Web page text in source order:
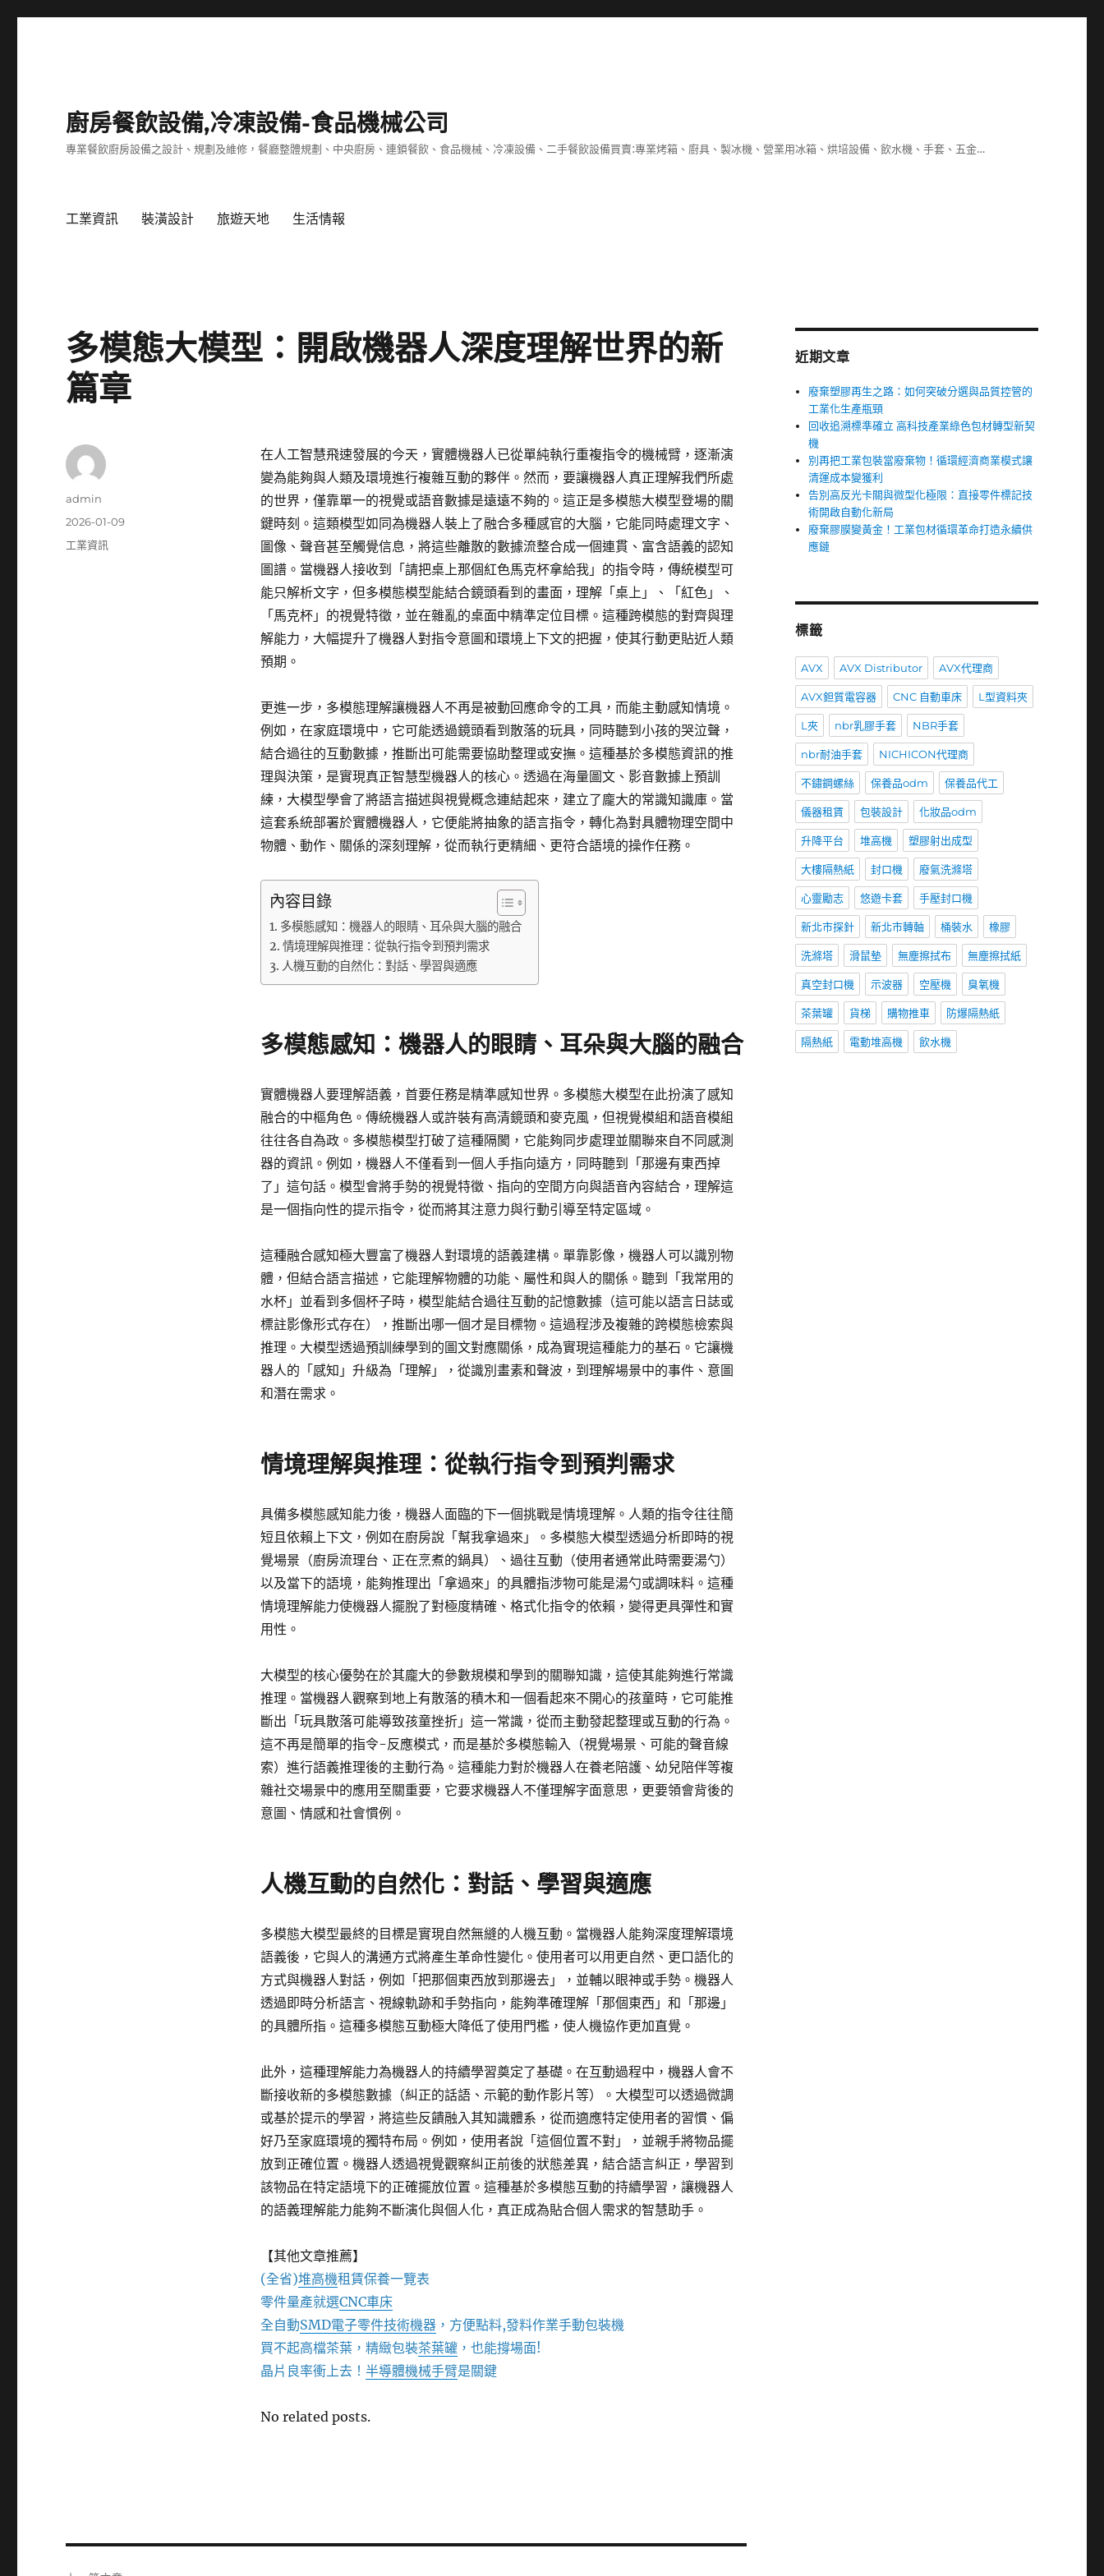
廚房餐飲設備,冷凍設備-食品機械公司
專業餐飲廚房設備之設計、規劃及維修，餐廳整體規劃、中央廚房、連鎖餐飲、食品機械、冷凍設備、二手餐飲設備買賣:專業烤箱、廚具、製冰機、營業用冰箱、烘培設備、飲水機、手套、五金…
工業資訊 裝潢設計 旅遊天地 生活情報
多模態大模型：開啟機器人深度理解世界的新
篇章
在人工智慧飛速發展的今天，實體機器人已從單純執行重複指令的機械臂，逐漸演
變為能夠與人類及環境進行複雜互動的夥伴。然而，要讓機器人真正理解我們所處
的世界，僅靠單一的視覺或語音數據是遠遠不夠的。這正是多模態大模型登場的關
鍵時刻。這類模型如同為機器人裝上了融合多種感官的大腦，它能同時處理文字、
圖像、聲音甚至觸覺信息，將這些離散的數據流整合成一個連貫、富含語義的認知
圖譜。當機器人接收到「請把桌上那個紅色馬克杯拿給我」的指令時，傳統模型可
能只解析文字，但多模態模型能結合鏡頭看到的畫面，理解「桌上」、「紅色」、
「馬克杯」的視覺特徵，並在雜亂的桌面中精準定位目標。這種跨模態的對齊與理
解能力，大幅提升了機器人對指令意圖和環境上下文的把握，使其行動更貼近人類
預期。
更進一步，多模態理解讓機器人不再是被動回應命令的工具，而能主動感知情境。
例如，在家庭環境中，它可能透過鏡頭看到散落的玩具，同時聽到小孩的哭泣聲，
結合過往的互動數據，推斷出可能需要協助整理或安撫。這種基於多模態資訊的推
理與決策，是實現真正智慧型機器人的核心。透過在海量圖文、影音數據上預訓
練，大模型學會了將語言描述與視覺概念連結起來，建立了龐大的常識知識庫。當
這套系統部署於實體機器人，它便能將抽象的語言指令，轉化為對具體物理空間中
物體、動作、關係的深刻理解，從而執行更精細、更符合語境的操作任務。
內容目錄
多模態感知：機器人的眼睛、耳朵與大腦的融合
情境理解與推理：從執行指令到預判需求
人機互動的自然化：對話、學習與適應
多模態感知：機器人的眼睛、耳朵與大腦的融合
實體機器人要理解語義，首要任務是精準感知世界。多模態大模型在此扮演了感知
融合的中樞角色。傳統機器人或許裝有高清鏡頭和麥克風，但視覺模組和語音模組
往往各自為政。多模態模型打破了這種隔閡，它能夠同步處理並關聯來自不同感測
器的資訊。例如，機器人不僅看到一個人手指向遠方，同時聽到「那邊有東西掉
了」這句話。模型會將手勢的視覺特徵、指向的空間方向與語音內容結合，理解這
是一個指向性的提示指令，從而將其注意力與行動引導至特定區域。
這種融合感知極大豐富了機器人對環境的語義建構。單靠影像，機器人可以識別物
體，但結合語言描述，它能理解物體的功能、屬性和與人的關係。聽到「我常用的
水杯」並看到多個杯子時，模型能結合過往互動的記憶數據（這可能以語言日誌或
標註影像形式存在），推斷出哪一個才是目標物。這過程涉及複雜的跨模態檢索與
推理。大模型透過預訓練學到的圖文對應關係，成為實現這種能力的基石。它讓機
器人的「感知」升級為「理解」，從識別畫素和聲波，到理解場景中的事件、意圖
和潛在需求。
情境理解與推理：從執行指令到預判需求
具備多模態感知能力後，機器人面臨的下一個挑戰是情境理解。人類的指令往往簡
短且依賴上下文，例如在廚房說「幫我拿過來」。多模態大模型透過分析即時的視
覺場景（廚房流理台、正在烹煮的鍋具）、過往互動（使用者通常此時需要湯勺）
以及當下的語境，能夠推理出「拿過來」的具體指涉物可能是湯勺或調味料。這種
情境理解能力使機器人擺脫了對極度精確、格式化指令的依賴，變得更具彈性和實
用性。
大模型的核心優勢在於其龐大的參數規模和學到的關聯知識，這使其能夠進行常識
推理。當機器人觀察到地上有散落的積木和一個看起來不開心的孩童時，它可能推
斷出「玩具散落可能導致孩童挫折」這一常識，從而主動發起整理或互動的行為。
這不再是簡單的指令-反應模式，而是基於多模態輸入（視覺場景、可能的聲音線
索）進行語義推理後的主動行為。這種能力對於機器人在養老陪護、幼兒陪伴等複
雜社交場景中的應用至關重要，它要求機器人不僅理解字面意思，更要領會背後的
意圖、情感和社會慣例。
人機互動的自然化：對話、學習與適應
多模態大模型最終的目標是實現自然無縫的人機互動。當機器人能夠深度理解環境
語義後，它與人的溝通方式將產生革命性變化。使用者可以用更自然、更口語化的
方式與機器人對話，例如「把那個東西放到那邊去」，並輔以眼神或手勢。機器人
透過即時分析語言、視線軌跡和手勢指向，能夠準確理解「那個東西」和「那邊」
的具體所指。這種多模態互動極大降低了使用門檻，使人機協作更加直覺。
此外，這種理解能力為機器人的持續學習奠定了基礎。在互動過程中，機器人會不
斷接收新的多模態數據（糾正的話語、示範的動作影片等）。大模型可以透過微調
或基於提示的學習，將這些反饋融入其知識體系，從而適應特定使用者的習慣、偏
好乃至家庭環境的獨特布局。例如，使用者說「這個位置不對」，並親手將物品擺
放到正確位置。機器人透過視覺觀察糾正前後的狀態差異，結合語言糾正，學習到
該物品在特定語境下的正確擺放位置。這種基於多模態互動的持續學習，讓機器人
的語義理解能力能夠不斷演化與個人化，真正成為貼合個人需求的智慧助手。
【其他文章推薦】
(全省)堆高機租賃保養一覽表
零件量產就選CNC車床
全自動SMD電子零件技術機器，方便點料,發料作業手動包裝機
買不起高檔茶葉，精緻包裝茶葉罐，也能撐場面!
晶片良率衝上去！ 半導體機械手臂是關鍵
No related posts.
作
admin
發
2026-01-09
分
工業資訊
近期文章
廢棄塑膠再生之路：如何突破分選與品質控管的
工業化生產瓶頸
回收追溯標準確立 高科技產業綠色包材轉型新契
機
別再把工業包裝當廢棄物！循環經濟商業模式讓
清運成本變獲利
告別高反光卡關與微型化極限：直接零件標記技
術開啟自動化新局
廢棄膠膜變黃金！工業包材循環革命打造永續供
應鏈
標籤
AVX AVX Distributor AVX代理商
AVX鉭質電容器 CNC 自動車床 L型資料夾
L夾 nbr乳膠手套 NBR手套
nbr耐油手套 NICHICON代理商
不鏽鋼螺絲 保養品odm 保養品代工
儀器租賃 包裝設計 化妝品odm
升降平台 堆高機 塑膠射出成型
大樓隔熱紙 封口機 廢氣洗滌塔
心靈勵志 悠遊卡套 手壓封口機
新北市探針 新北市轉軸 桶裝水 橡膠
洗滌塔 滑鼠墊 無塵擦拭布 無塵擦拭紙
真空封口機 示波器 空壓機 臭氧機
茶葉罐 貨梯 購物推車 防爆隔熱紙
隔熱紙 電動堆高機 飲水機